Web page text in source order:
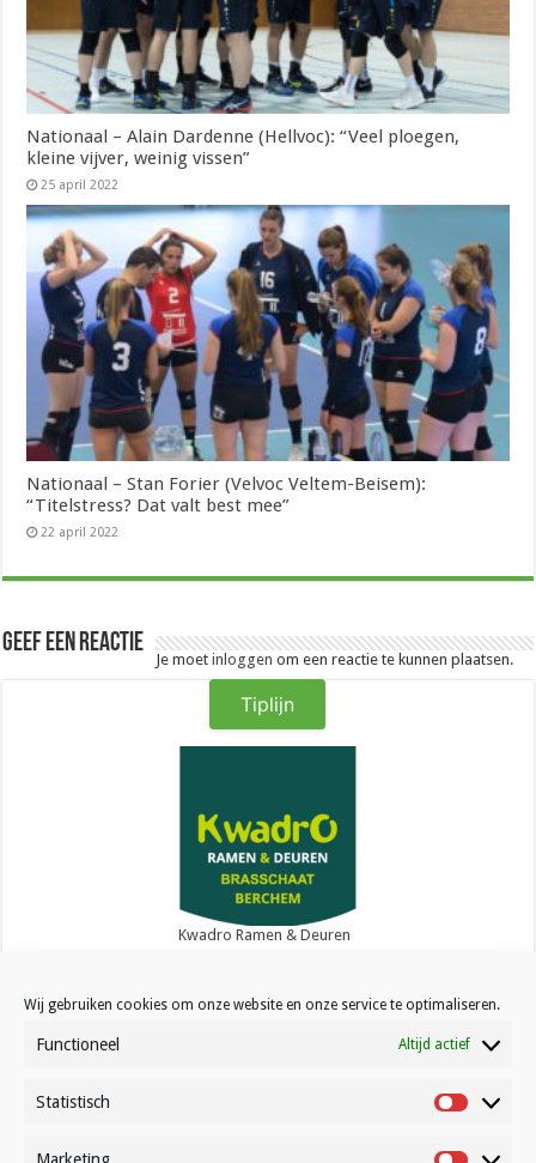
Wij gebruiken cookies om onze website en onze service te optimaliseren.
Functioneel Altijd actief
Statistisch Statistisch
Nationaal – Alain Dardenne (Hellvoc): “Veel ploegen,
kleine vijver, weinig vissen”
25 april 2022
Nationaal – Stan Forier (Velvoc Veltem-Beisem):
“Titelstress? Dat valt best mee”
22 april 2022
Geef een reactie
Je moetinloggen om een reactie te kunnen plaatsen.
Tiplijn
Kwadro Ramen & Deuren
Contact